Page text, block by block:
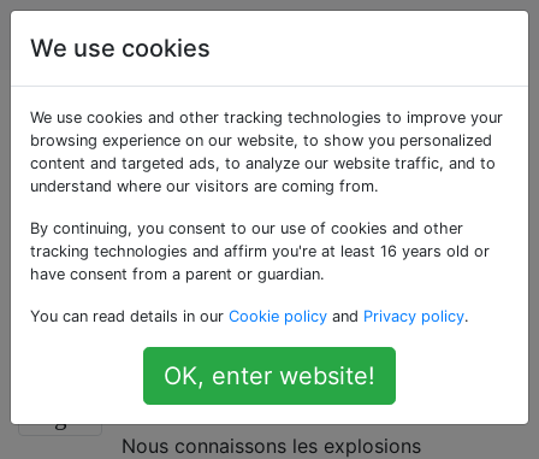
Astronomie
Questions marquées
«astrophysics»
Questions impliquant la physique de l'univers, en
particulier la nature des objets astronomiques, des
positions ou mouvements dans l'espace.
Comment une étoile à neutrons
s'effondre-t-elle dans un trou noir?
Nous connaissons les explosions
We use cookies
We use cookies and other tracking technologies to improve your
browsing experience on our website, to show you personalized
content and targeted ads, to analyze our website traffic, and to
understand where our visitors are coming from.
By continuing, you consent to our use of cookies and other
tracking technologies and affirm you're at least 16 years old or
have consent from a parent or guardian.
You can read details in our Cookie policy and Privacy policy.
OK, enter website!